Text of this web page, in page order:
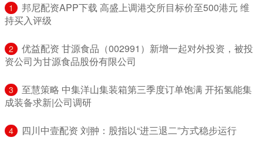
1
​邦尼配资APP下载 高盛上调港交所目标价至500港元 维
持买入评级
2
​优益配资 甘源食品（002991）新增一起对外投资，被投
资公司为甘源食品股份有限公司
3
​至慧策略 中集洋山集装箱第三季度订单饱满 开拓氢能集
成装备求新|公司调研
4 ​四川中壹配资 刘翀：股指以“进三退二”方式稳步运行